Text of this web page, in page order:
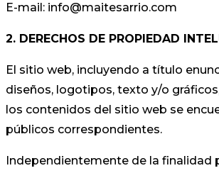
E-mail: info@maitesarrio.com
2. DERECHOS DE PROPIEDAD
El sitio web, incluyendo a título
diseños, logotipos, texto y/o
los contenidos del sitio web se
públicos correspondientes.
Independientemente de la finalidad